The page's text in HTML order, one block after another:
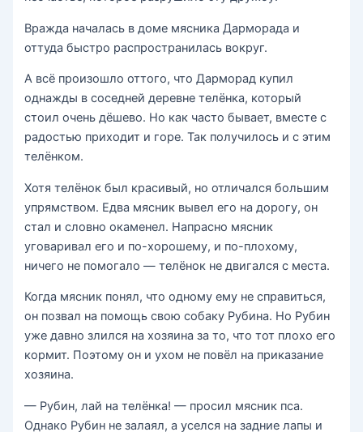
Вражда началась в доме мясника Дарморада и
оттуда быстро распространилась вокруг.
А всё произошло оттого, что Дарморад купил
однажды в соседней деревне телёнка, который
стоил очень дёшево. Но как часто бывает, вместе с
радостью приходит и горе. Так получилось и с этим
телёнком.
Хотя телёнок был красивый, но отличался большим
упрямством. Едва мясник вывел его на дорогу, он
стал и словно окаменел. Напрасно мясник
уговаривал его и по-хорошему, и по-плохому,
ничего не помогало — телёнок не двигался с места.
Когда мясник понял, что одному ему не справиться,
он позвал на помощь свою собаку Рубина. Но Рубин
уже давно злился на хозяина за то, что тот плохо его
кормит. Поэтому он и ухом не повёл на приказание
хозяина.
— Рубин, лай на телёнка! — просил мясник пса.
Однако Рубин не залаял, а уселся на задние лапы и